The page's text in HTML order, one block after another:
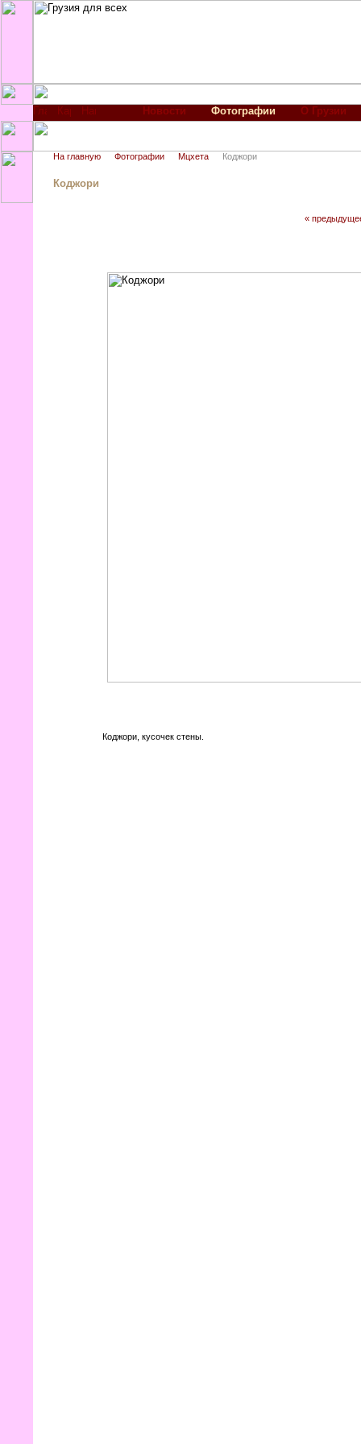
Новости Фотографии О Грузии
На главную Фотографии Мцхета Коджори
Коджори
«
Коджори, кусочек стены.